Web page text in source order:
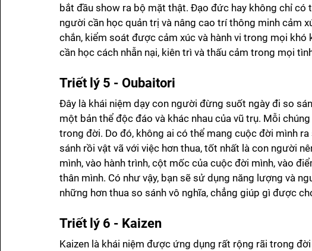
bắt đầu show ra bộ mặt thật. Đạo đức hay không chỉ có
người cần học quản trị và nâng cao trí thông minh cảm
chắn, kiểm soát được cảm xúc và hành vi trong mọi khó
cần học cách nhẫn nại, kiên trì và thấu cảm trong mọi
Triết lý 5 - Oubaitori
Đây là khái niệm dạy con người đừng suốt ngày đi so
một bản thể độc đáo và khác nhau của vũ trụ. Mỗi
trong đời. Do đó, không ai có thể mang cuộc đời mình
sánh rồi vật vã với việc hơn thua, tốt nhất là con người
mình, vào hành trình, cột mốc của cuộc đời mình, vào
thân mình. Có như vậy, bạn sẽ sử dụng năng lượng và
những hơn thua so sánh vô nghĩa, chẳng giúp gì được
Triết lý 6 - Kaizen
Kaizen là khái niệm được ứng dụng rất rộng rãi trong